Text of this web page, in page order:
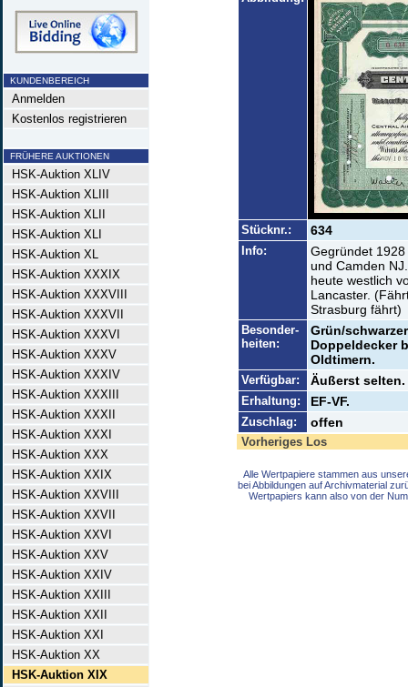
KUNDENBEREICH
Anmelden
Kostenlos registrieren
FRÜHERE AUKTIONEN
HSK-Auktion XLIV
HSK-Auktion XLIII
HSK-Auktion XLII
HSK-Auktion XLI
HSK-Auktion XL
HSK-Auktion XXXIX
HSK-Auktion XXXVIII
HSK-Auktion XXXVII
HSK-Auktion XXXVI
HSK-Auktion XXXV
HSK-Auktion XXXIV
HSK-Auktion XXXIII
HSK-Auktion XXXII
HSK-Auktion XXXI
HSK-Auktion XXX
HSK-Auktion XXIX
HSK-Auktion XXVIII
HSK-Auktion XXVII
HSK-Auktion XXVI
HSK-Auktion XXV
HSK-Auktion XXIV
HSK-Auktion XXIII
HSK-Auktion XXII
HSK-Auktion XXI
HSK-Auktion XX
HSK-Auktion XIX
Stücknr.: 634
Info:
Gegründet
und Camden
heute westlich
Lancaster.
Strasburg fährt)
Besonder-
heiten:
Grün/
Doppeldecker
Oldtimern.
Verfügbar: Äußerst selten.
Erhaltung: EF-VF.
Zuschlag: offen
Vorheriges Los
Alle Wertpapiere stammen aus
bei Abbildungen auf Archivmaterial
Wertpapiers kann also von der